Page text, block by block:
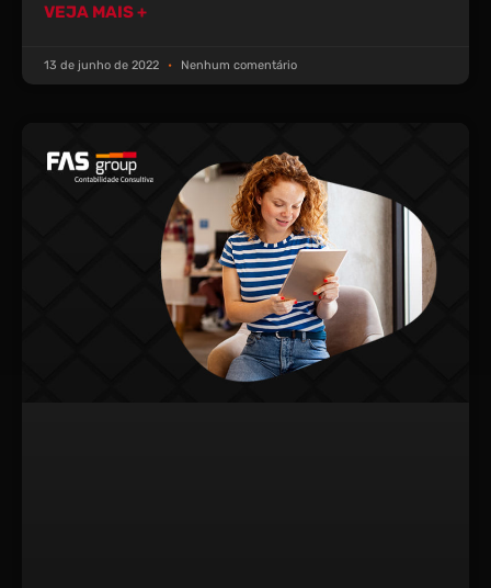
VEJA MAIS +
13 de junho de 2022 Nenhum comentário